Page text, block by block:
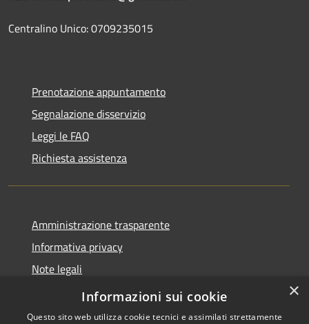
Centralino Unico: 0709235015
Prenotazione appuntamento
Segnalazione disservizio
Leggi le FAQ
Richiesta assistenza
Amministrazione trasparente
Informativa privacy
Note legali
Dichiarazione di accessibilità
×
Informazioni sui cookie
Questo sito web utilizza cookie tecnici e assimilati strettamente